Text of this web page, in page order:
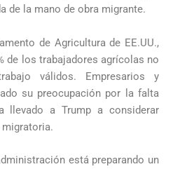
de la mano de obra migrante.
de Agricultura de EE.UU.,
de los trabajadores agrícolas no
válidos. Empresarios y
su preocupación por la falta
llevado a Trump a considerar
está preparando un